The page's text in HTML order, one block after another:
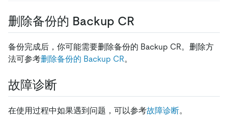
删除备份的 Backup CR
备份完成后，你可能需要删除备份的 Backup CR。删除方
法可参考删除备份的 Backup CR。
故障诊断
在使用过程中如果遇到问题，可以参考故障诊断。